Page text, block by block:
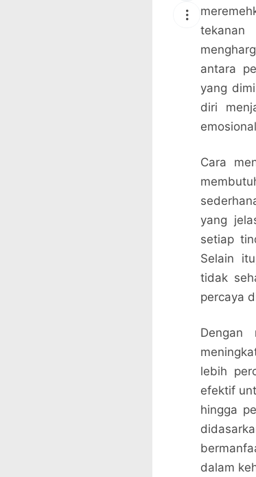
tekanan
antara
yang
diri
Cara
yang
setiap
Selain
tidak
percaya
Dengan
lebih
efektif
hingga
dalam